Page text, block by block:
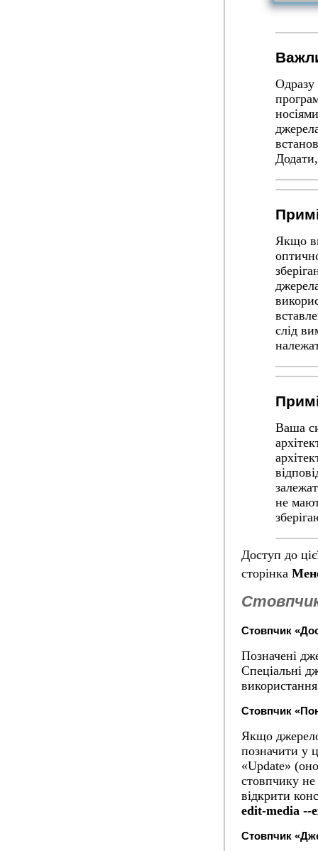
Одразу
Додати
Якщо
слід
Ваша
не
Доступ до
сторінка
Стовпчик
Позначені
Спеціальні
Стовпчик
Якщо
позначити у
«Update»
стовпчику
відкрити
edit-media --
Стовпчик